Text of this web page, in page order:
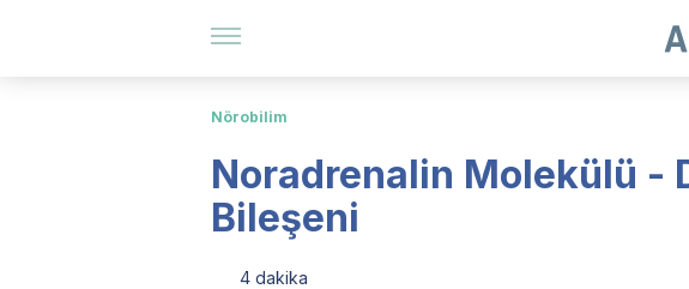
Nörobilim
Noradrenalin Molekülü -
Bileşeni
4 dakika